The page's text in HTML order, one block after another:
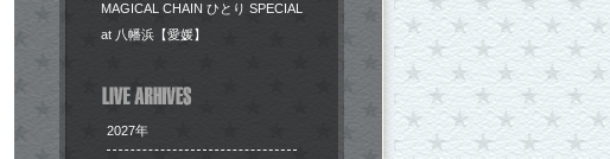
MAGICAL CHAIN ひとり SPECIAL
at 八幡浜【愛媛】
2027年